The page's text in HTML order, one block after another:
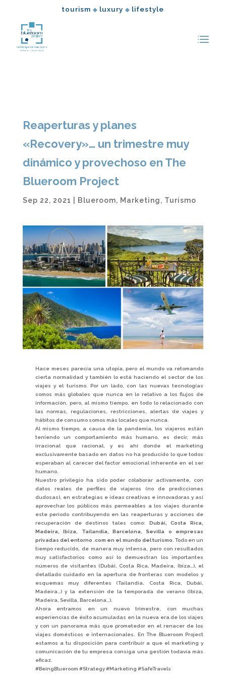
tourism ◆ luxury ◆ lifestyle
Reaperturas y planes
«Recovery»… un trimestre muy
dinámico y provechoso en The
Blueroom Project
Sep 22, 2021 Blueroom, Marketing, Turismo
Hace meses parecía una utopía, pero el mundo va retomando
cierta normalidad y también lo está haciendo el sector de los
viajes y el turismo. Por un lado, con las nuevas tecnologías
somos más globales que nunca en lo relativo a los flujos de
información, pero, al mismo tiempo, en todo lo relacionado con
las normas, regulaciones, restricciones, alertas de viajes y
hábitos de consumo somos más locales que nunca.
Al mismo tiempo, a causa de la pandemia, los viajeros están
teniendo un comportamiento más humano, es decir, más
irracional que racional, y es ahí donde el marketing
exclusivamente basado en datos no ha producido lo que todos
esperaban al carecer del factor emocional inherente en el ser
humano.
Nuestro privilegio ha sido poder colaborar activamente, con
datos reales de perfiles de viajeros (no de predicciones
dudosas), en estrategias e ideas creativas e innovadoras y así
aprovechar los públicos más permeables a los viajes durante
este periodo contribuyendo en las reaperturas y acciones de
recuperación de destinos tales como: Dubái, Costa Rica,
Madeira, Ibiza, Tailandia, Barcelona, Sevilla o empresas
privadas del entorno .com en el mundo del turismo . Todo en un
tiempo reducido, de manera muy intensa, pero con resultados
muy satisfactorios como así lo demuestran los importantes
números de visitantes (Dubái, Costa Rica, Madeira, Ibiza…), el
detallado cuidado en la apertura de fronteras con modelos y
esquemas muy diferentes (Tailandia, Costa Rica, Dubái,
Madeira…) y la extensión de la temporada de verano (Ibiza,
Madeira, Sevilla, Barcelona…).
Ahora entramos en un nuevo trimestre, con muchas
experiencias de éxito acumuladas en la nueva era de los viajes
y con un panorama más que prometedor en el renacer de los
viajes domésticos e internacionales. En The Blueroom Project
estamos a tu disposición para contribuir a que el marketing y
comunicación de tu empresa consiga una gestión todavía más
eficaz.
#BeingBlueroom #Strategy #Marketing #SafeTravels